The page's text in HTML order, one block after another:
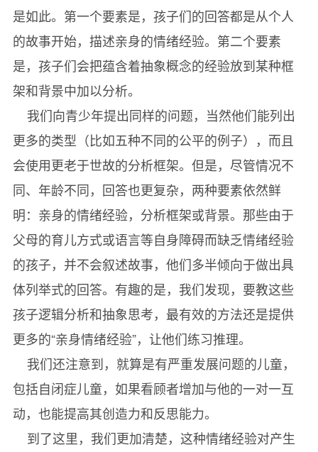
是如此。第一个要素是，孩子们的回答都是从个人
的故事开始，描述亲身的情绪经验。第二个要素
是，孩子们会把蕴含着抽象概念的经验放到某种框
架和背景中加以分析。
我们向青少年提出同样的问题，当然他们能列出
更多的类型（比如五种不同的公平的例子），而且
会使用更老于世故的分析框架。但是，尽管情况不
同、年龄不同，回答也更复杂，两种要素依然鲜
明：亲身的情绪经验，分析框架或背景。那些由于
父母的育儿方式或语言等自身障碍而缺乏情绪经验
的孩子，并不会叙述故事，他们多半倾向于做出具
体列举式的回答。有趣的是，我们发现，要教这些
孩子逻辑分析和抽象思考，最有效的方法还是提供
更多的“亲身情绪经验”，让他们练习推理。
我们还注意到，就算是有严重发展问题的儿童，
包括自闭症儿童，如果看顾者增加与他的一对一互
动，也能提高其创造力和反思能力。
到了这里，我们更加清楚，这种情绪经验对产生